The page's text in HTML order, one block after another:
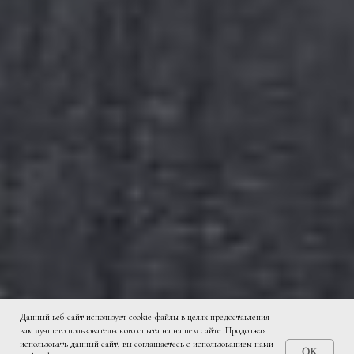
Данный веб-сайт использует cookie-файлы в целях предоставления
вам лучшего пользовательского опыта на нашем сайте. Продолжая
использовать данный сайт, вы соглашаетесь с использованием нами
OK